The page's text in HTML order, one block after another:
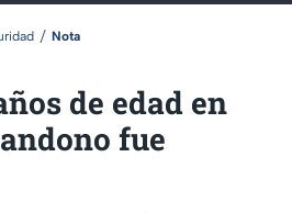
Nota
de edad en
fue